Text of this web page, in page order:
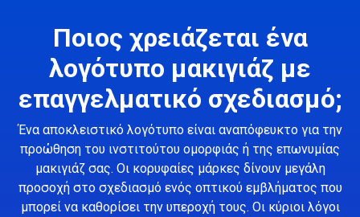
Ποιος χρειάζεται ένα
λογότυπο μακιγιάζ με
επαγγελματικό σχεδιασμό;
Ένα αποκλειστικό λογότυπο είναι αναπόφευκτο για την
προώθηση του ινστιτούτου ομορφιάς ή της επωνυμίας
μακιγιάζ σας. Οι κορυφαίες μάρκες δίνουν μεγάλη
προσοχή στο σχεδιασμό ενός οπτικού εμβλήματος που
μπορεί να καθορίσει την υπεροχή τους. Οι κύριοι λόγοι